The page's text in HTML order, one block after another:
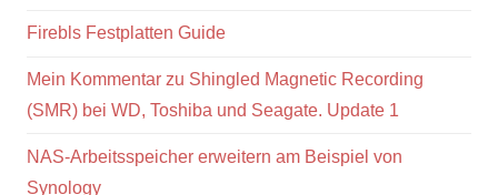
Firebls Festplatten Guide
Mein Kommentar zu Shingled Magnetic Recording
(SMR) bei WD, Toshiba und Seagate. Update 1
NAS-Arbeitsspeicher erweitern am Beispiel von
Synology